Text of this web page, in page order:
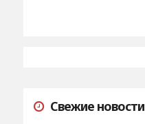
Свежие новости